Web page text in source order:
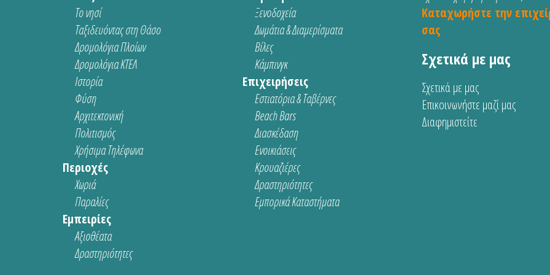
Το νησί
Ταξιδευόντας στη Θάσο
Δρομολόγια Πλοίων
Δρομολόγια ΚΤΕΛ
Ιστορία
Φύση
Αρχιτεκτονική
Πολιτισμός
Χρήσιμα Τηλέφωνα
Περιοχές
Χωριά
Παραλίες
Εμπειρίες
Αξιοθέατα
Δραστηριότητες
Ξενοδοχεία
Δωμάτια & Διαμερίσματα
Βίλες
Κάμπινγκ
Επιχειρήσεις
Εστιατόρια & Ταβέρνες
Beach Bars
Διασκέδαση
Ενοικιάσεις
Κρουαζιέρες
Δραστηριότητες
Εμπορικά Καταστήματα
Καταχωρήστε την
σας
Σχετικά με μας
Σχετικά με μας
Επικοινωνήστε μαζί μας
Διαφημιστείτε